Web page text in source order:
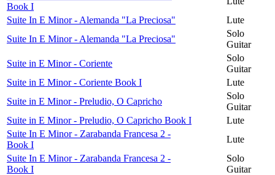
Book I
Suite In E Minor - Alemanda "La Preciosa"
Lute
Suite In E Minor - Alemanda "La Preciosa"
Solo
Guitar
Suite in E Minor - Coriente
Solo
Guitar
Suite in E Minor - Coriente Book I
Lute
Suite in E Minor - Preludio, O Capricho
Solo
Guitar
Suite in E Minor - Preludio, O Capricho Book I
Lute
Suite In E Minor - Zarabanda Francesa 2 -
Book I
Lute
Suite In E Minor - Zarabanda Francesa 2 -
Book I
Solo
Guitar